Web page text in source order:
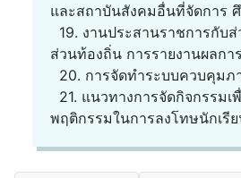
และสถาบันสังคมอื่นที่จัดการ
19. งานประสานราชการกับ
ส่วนท้องถิ่น การรายงานผลกา
20. การจัดทำระบบควบคุมภ
21. แนวทางการจัดกิจกรรมเ
พฤติกรรมในการลงโทษนักเรี